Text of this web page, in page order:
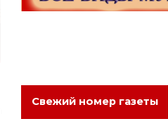
Свежий номер газеты